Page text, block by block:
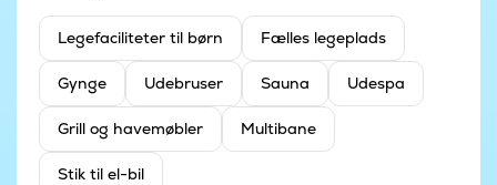
Legefaciliteter til børn Fælles legeplads
Gynge Udebruser Sauna Udespa
Grill og havemøbler Multibane
Stik til el-bil